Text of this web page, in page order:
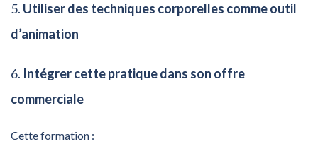
Utiliser des techniques corporelles comme outil
d’animation
Intégrer cette pratique dans son offre
commerciale
Cette formation :